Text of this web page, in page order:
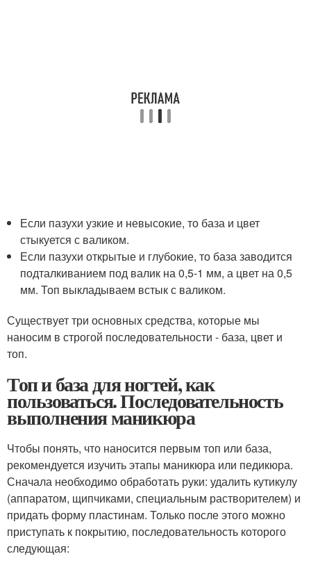
Если пазухи узкие и невысокие, то база и цвет
стыкуется с валиком.
Если пазухи открытые и глубокие, то база заводится
подталкиванием под валик на 0,5-1 мм, а цвет на 0,5
мм. Топ выкладываем встык с валиком.
Существует три основных средства, которые мы
наносим в строгой последовательности - база, цвет и
топ.
Топ и база для ногтей, как
пользоваться. Последовательность
выполнения маникюра
Чтобы понять, что наносится первым топ или база,
рекомендуется изучить этапы маникюра или педикюра.
Сначала необходимо обработать руки: удалить кутикулу
(аппаратом, щипчиками, специальным растворителем) и
придать форму пластинам. Только после этого можно
приступать к покрытию, последовательность которого
следующая: